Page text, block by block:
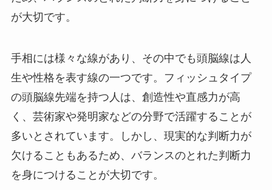
が大切です。
手相には様々な線があり、その中でも頭脳線は人
生や性格を表す線の一つです。フィッシュタイプ
の頭脳線先端を持つ人は、創造性や直感力が高
く、芸術家や発明家などの分野で活躍することが
多いとされています。しかし、現実的な判断力が
欠けることもあるため、バランスのとれた判断力
を身につけることが大切です。